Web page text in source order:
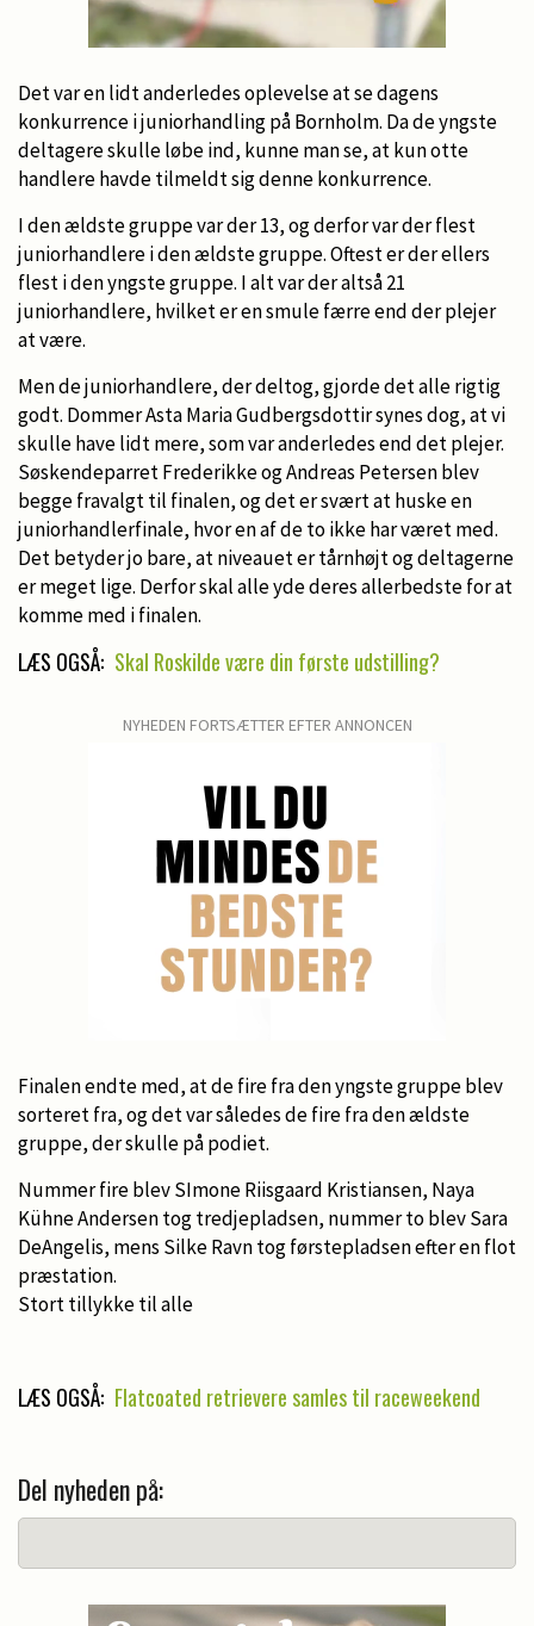
Det var en lidt anderledes oplevelse at se dagens
konkurrence i juniorhandling på Bornholm. Da de yngste
deltagere skulle løbe ind, kunne man se, at kun otte
handlere havde tilmeldt sig denne konkurrence.
I den ældste gruppe var der 13, og derfor var der flest
juniorhandlere i den ældste gruppe. Oftest er der ellers
flest i den yngste gruppe. I alt var der altså 21
juniorhandlere, hvilket er en smule færre end der plejer
at være.
Men de juniorhandlere, der deltog, gjorde det alle rigtig
godt. Dommer Asta Maria Gudbergsdottir synes dog, at vi
skulle have lidt mere, som var anderledes end det plejer.
Søskendeparret Frederikke og Andreas Petersen blev
begge fravalgt til finalen, og det er svært at huske en
juniorhandlerfinale, hvor en af de to ikke har været med.
Det betyder jo bare, at niveauet er tårnhøjt og deltagerne
er meget lige. Derfor skal alle yde deres allerbedste for at
komme med i finalen.
LÆS OGSÅ: Skal Roskilde være din første udstilling?
NYHEDEN FORTSÆTTER EFTER ANNONCEN
Finalen endte med, at de fire fra den yngste gruppe blev
sorteret fra, og det var således de fire fra den ældste
gruppe, der skulle på podiet.
Nummer fire blev SImone Riisgaard Kristiansen, Naya
Kühne Andersen tog tredjepladsen, nummer to blev Sara
DeAngelis, mens Silke Ravn tog førstepladsen efter en flot
præstation.
Stort tillykke til alle
LÆS OGSÅ: Flatcoated retrievere samles til raceweekend
Del nyheden på: